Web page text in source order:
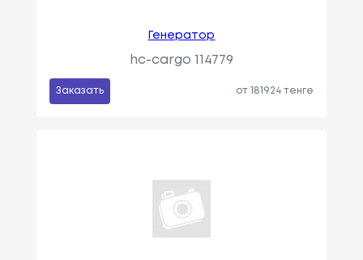
Генератор
hc-cargo 114779
Заказать от 181924 тенге